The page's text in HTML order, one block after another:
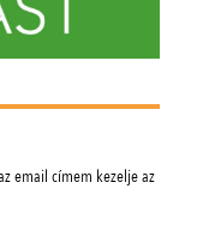
email címem kezelje az